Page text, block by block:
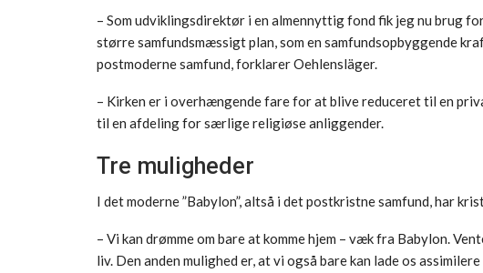
– Som udviklingsdirektør i en almennyttig fond fik jeg nu brug
større samfundsmæssigt plan, som en samfundsopbyggende
postmoderne samfund, forklarer Oehlensläger.
– Kirken er i overhængende fare for at blive reduceret til en
til en afdeling for særlige religiøse anliggender.
Tre muligheder
I det moderne ”Babylon”, altså i det postkristne samfund, har
– Vi kan drømme om bare at komme hjem – væk fra Babylon.
liv. Den anden mulighed er, at vi også bare kan lade os